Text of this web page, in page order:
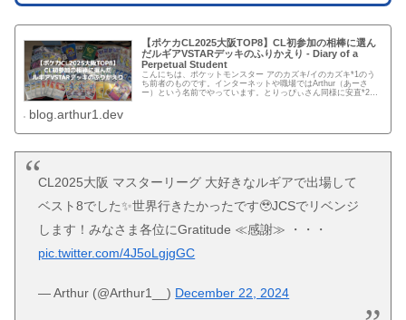
【ポケカCL2025大阪TOP8】CL初参加の相棒に選ん
だルギアVSTARデッキのふりかえり - Diary of a
Perpetual Student
こんにちは、ポケットモンスター アのカズキ/イのカズキ*1のう
ち前者のものです。インターネットや職場ではArthur（あーさ
ー）という名前でやっています。とりっぴぃさん同様に安直*2な
blog.arthur1.dev
CL2025大阪 マスターリーグ 大好きなルギアで出場して
ベスト8でした✨世界行きたかったです🥹JCSでリベンジ
します！みなさま各位にGratitude ≪感謝≫ ・・・
pic.twitter.com/4J5oLgjgGC
— Arthur (@Arthur1__) December 22, 2024